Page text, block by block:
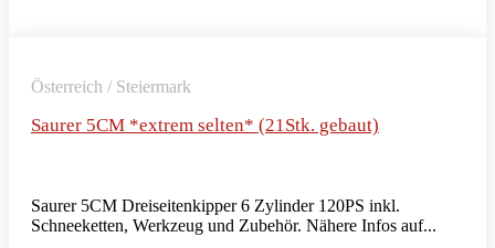
Österreich / Steiermark
Saurer 5CM *extrem selten* (21Stk. gebaut)
Saurer 5CM Dreiseitenkipper 6 Zylinder 120PS inkl.
Schneeketten, Werkzeug und Zubehör. Nähere Infos auf...